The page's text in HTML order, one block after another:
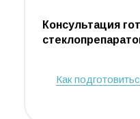
Консультация
Как